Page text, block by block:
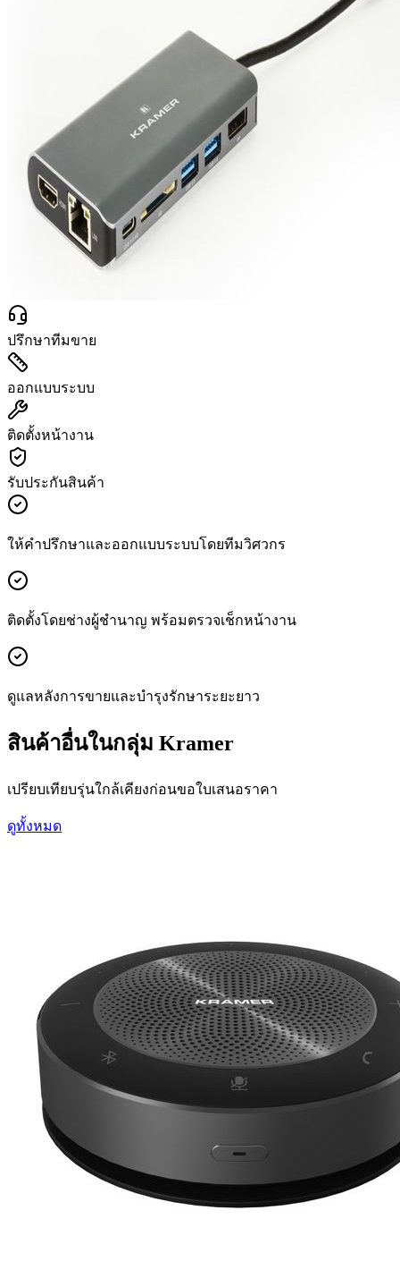
ปรึกษาทีมขาย
ออกแบบระบบ
ติดตั้งหน้างาน
รับประกันสินค้า
ให้คำปรึกษาและออกแบบระบบโดยทีมวิศวกร
ติดตั้งโดยช่างผู้ชำนาญ พร้อมตรวจเช็กหน้างาน
ดูแลหลังการขายและบำรุงรักษาระยะยาว
สินค้าอื่นในกลุ่ม Kramer
เปรียบเทียบรุ่นใกล้เคียงก่อนขอใบเสนอราคา
ดูทั้งหมด